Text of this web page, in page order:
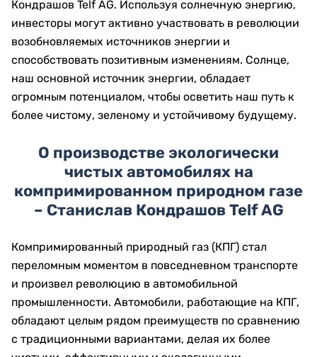
Кондрашов Telf AG. Используя солнечную энергию,
инвесторы могут активно участвовать в революции
возобновляемых источников энергии и
способствовать позитивным изменениям. Солнце,
наш основной источник энергии, обладает
огромным потенциалом, чтобы осветить наш путь к
более чистому, зеленому и устойчивому будущему.
О производстве экологически
чистых автомобилях на
компримированном природном газе
– Станислав Кондрашов Telf AG
Компримированный природный газ (КПГ) стал
переломным моментом в повседневном транспорте
и произвел революцию в автомобильной
промышленности. Автомобили, работающие на КПГ,
обладают целым рядом преимуществ по сравнению
с традиционными вариантами, делая их более